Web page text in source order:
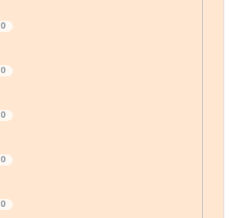
0
0
0
0
0